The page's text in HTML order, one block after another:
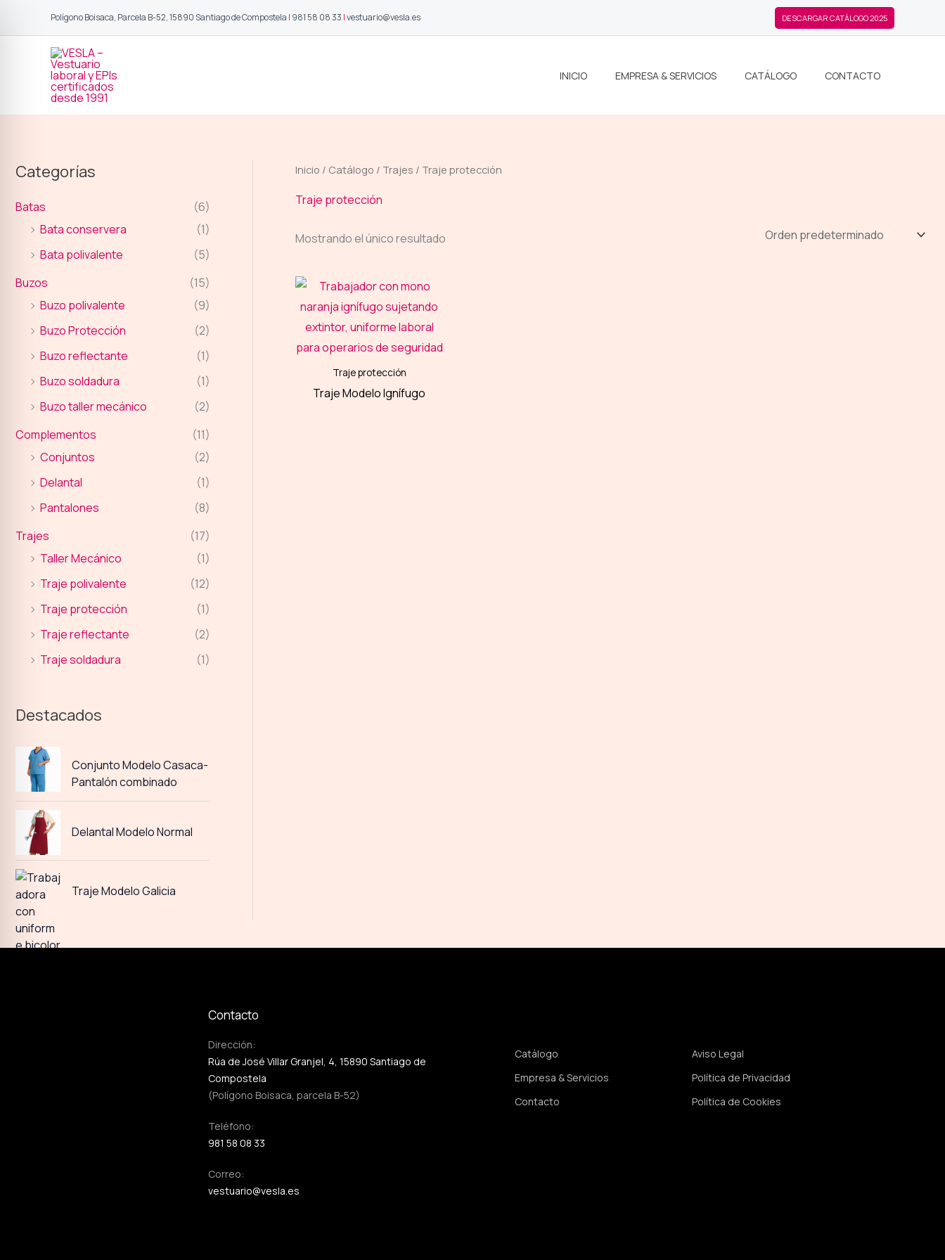
contenido
Polígono Boisaca, Parcela B-52, 15890 Santiago de Compostela | 981 58 08 33 |vestuario@vesla.es DESCARGAR CATÁLOGO 2025
INICIO EMPRESA & SERVICIOS CATÁLOGO CONTACTO
Categorías
Batas
(6)
Bata conservera
(1)
Bata polivalente
(5)
Buzos
(15)
Buzo polivalente
(9)
Buzo Protección
(2)
Buzo reflectante
(1)
Buzo soldadura
(1)
Buzo taller mecánico
(2)
Complementos
(11)
Conjuntos
(2)
Delantal
(1)
Pantalones
(8)
Trajes
(17)
Taller Mecánico
(1)
Traje polivalente
(12)
Traje protección
(1)
Traje reflectante
(2)
Traje soldadura
(1)
Destacados
Conjunto Modelo Casaca-
Pantalón combinado
Delantal Modelo Normal
Traje Modelo Galicia
Inicio / Catálogo / Trajes / Traje protección
Traje protección
Mostrando el único resultado
Traje protección
Traje Modelo Ignífugo
Contacto
Dirección:
Rúa de José Villar Granjel, 4, 15890 Santiago de
Compostela
(Polígono Boisaca, parcela B-52)
Teléfono:
981 58 08 33
Correo:
vestuario@vesla.es
Catálogo
Empresa & Servicios
Contacto
Aviso Legal
Política de Privacidad
Política de Cookies